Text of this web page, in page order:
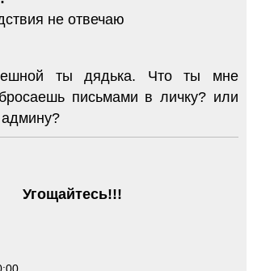
не отвечаю
ты дядька. Что ты мне
письмами в личку? или
Угощайтесь!!!